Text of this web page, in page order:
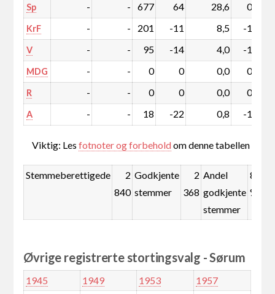
Sp - - 677 64 28,6 0,6
KrF - - 201 -11 8,5 -1,2
V - - 95 -14 4,0 -1,0
MDG - - 0 0 0,0 0,0
R - - 0 0 0,0 0,0
A - - 18 -22 0,8 -1,1
Viktig: Lesfotnoter og forbeholdom denne tabellen
Stemmeberettigede
2
840
Godkjente
stemmer
2
368
Andel
godkjente
stemmer
83,4
%
Øvrige registrerte stortingsvalg - Sørum
1945 1949 1953
1957